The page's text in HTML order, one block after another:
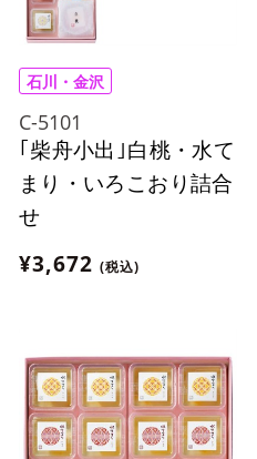
石川・金沢
C-5101
｢柴舟小出｣白桃・水て
まり・いろこおり詰合
せ
¥3,672 (税込)